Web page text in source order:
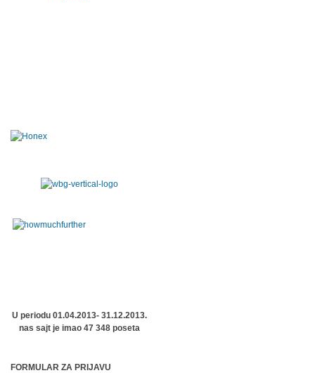
U periodu 01.04.2013- 31.12.2013.
nas sajt je imao 47 348 poseta
FORMULAR ZA PRIJAVU